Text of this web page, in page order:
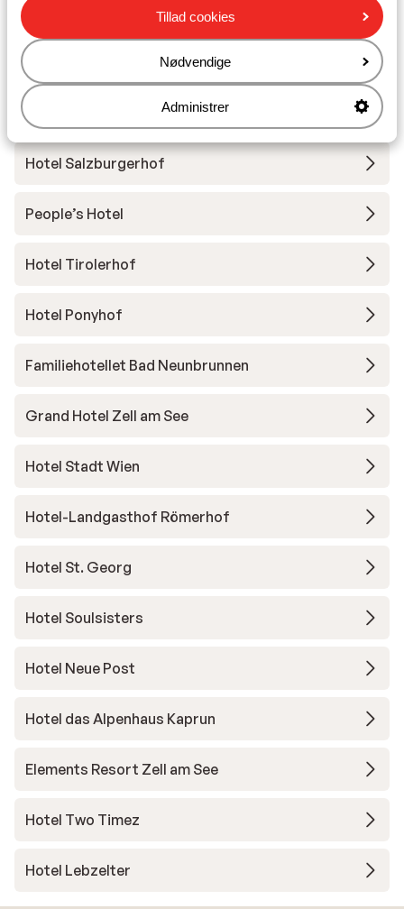
Tillad cookies
Nødvendige
Administrer
Andre overnatningssteder i Zell am
See - Kaprun
Hotel Salzburgerhof
People’s Hotel
Hotel Tirolerhof
Hotel Ponyhof
Familiehotellet Bad Neunbrunnen
Grand Hotel Zell am See
Hotel Stadt Wien
Hotel-Landgasthof Römerhof
Hotel St. Georg
Hotel Soulsisters
Hotel Neue Post
Hotel das Alpenhaus Kaprun
Elements Resort Zell am See
Hotel Two Timez
Hotel Lebzelter